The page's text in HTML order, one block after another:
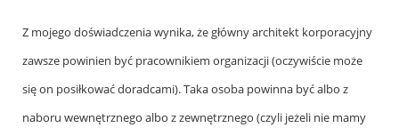
Jarek
Z mojego doświadczenia wynika, że główny architekt korporacyjny
zawsze powinien być pracownikiem organizacji (oczywiście może
się on posiłkować doradcami). Taka osoba powinna być albo z
naboru wewnętrznego albo z zewnętrznego (czyli jeżeli nie mamy